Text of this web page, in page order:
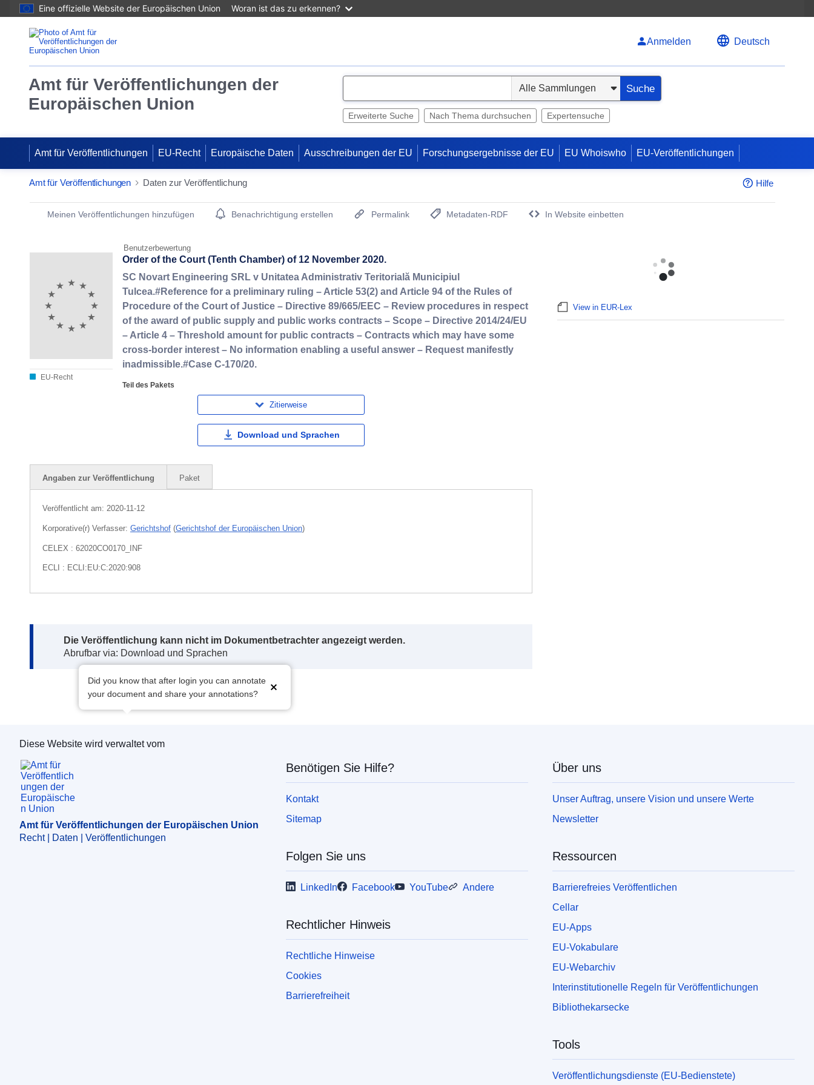
Eine offizielle Website der Europäischen Union Woran ist das zu erkennen?
Anmelden Deutsch
Amt für Veröffentlichungen der
Europäischen Union
e
Suche
Erweiterte Suche Nach Thema durchsuchen Expertensuche
Amt für Veröffentlichungen EU-Recht Europäische Daten Ausschreibungen der EU Forschungsergebnisse der EU EU Whoiswho EU-Veröffentlichungen
Amt für Veröffentlichungen Daten zur Veröffentlichung Hilfe
Publication Detail Actions Portlet
Meinen Veröffentlichungen hinzufügen Benachrichtigung erstellen Permalink
Metadaten-RDF
In Website einbetten
Benutzerbewertung
EU-Recht
Order of the Court (Tenth Chamber) of 12 November 2020.
SC Novart Engineering SRL v Unitatea Administrativ Teritorială Municipiul
Tulcea.#Reference for a preliminary ruling – Article 53(2) and Article 94 of the Rules of
Procedure of the Court of Justice – Directive 89/665/EEC – Review procedures in respect
of the award of public supply and public works contracts – Scope – Directive 2014/24/EU
– Article 4 – Threshold amount for public contracts – Contracts which may have some
cross-border interest – No information enabling a useful answer – Request manifestly
inadmissible.#Case C-170/20.
Teil des Pakets
Zitierweise
Download und Sprachen
Angaben zur Veröffentlichung Paket
Veröffentlicht am: 2020-11-12
Korporative(r) Verfasser: Gerichtshof (Gerichtshof der Europäischen Union)
CELEX : 62020CO0170_INF
ECLI : ECLI:EU:C:2020:908
Note:
Die Veröffentlichung kann nicht im Dokumentbetrachter angezeigt werden.
Abrufbar via: Download und Sprachen
Did you know that after login you can annotate
your document and share your annotations?
View in EUR-Lex
Amt für Veröffentlichungen der Europäischen Union
Diese Website wird verwaltet vom
Amt für Veröffentlichungen der Europäischen Union
Recht | Daten | Veröffentlichungen
Benötigen Sie Hilfe?
Kontakt
Sitemap
Folgen Sie uns
LinkedIn Facebook YouTube Andere
Rechtlicher Hinweis
Rechtliche Hinweise
Cookies
Barrierefreiheit
Über uns
Unser Auftrag, unsere Vision und unsere Werte
Newsletter
Ressourcen
Barrierefreies Veröffentlichen
Cellar
EU-Apps
EU-Vokabulare
EU-Webarchiv
Interinstitutionelle Regeln für Veröffentlichungen
Bibliothekarsecke
Tools
Veröffentlichungsdienste (EU-Bedienstete)